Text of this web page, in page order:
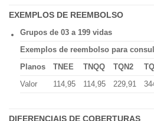
EXEMPLOS DE REEMBOLSO
Grupos de 03 a 199 vidas
Exemplos de reembolso para
Planos
TNEE TNQQ TQN2
Valor
114,95 114,95 229,91
DIFERENCIAIS DE COBERTURAS